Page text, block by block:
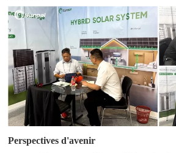
Perspectives d'avenir